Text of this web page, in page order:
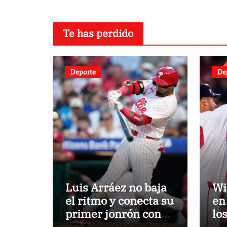
Te has perdido
Deporte
Luis Arráez no baja
el ritmo y conecta su
primer jonrón con